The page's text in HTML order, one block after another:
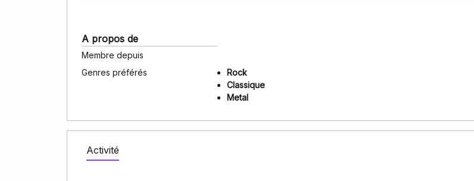
A propos de
Membre depuis
Genres préférés
Rock
Classique
Metal
Activité